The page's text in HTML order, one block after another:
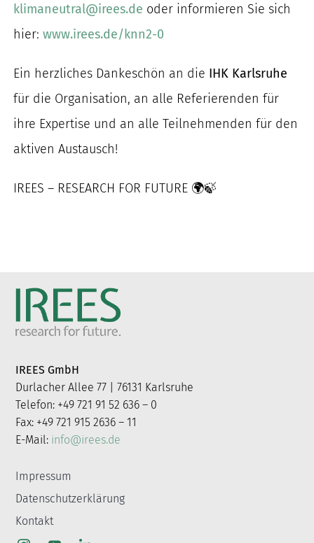
klimaneutral@irees.de oder informieren Sie sich
hier:www.irees.de/knn2-0
Ein herzliches Dankeschön an die IHK Karlsruhe
für die Organisation, an alle Referierenden für
ihre Expertise und an alle Teilnehmenden für den
aktiven Austausch!
IREES – RESEARCH FOR FUTURE 🌍🍃
IREES GmbH
Durlacher Allee 77 | 76131 Karlsruhe
Telefon: +49 721 91 52 636 – 0
Fax: +49 721 915 2636 – 11
E-Mail: info@irees.de
Impressum
Datenschutzerklärung
Kontakt